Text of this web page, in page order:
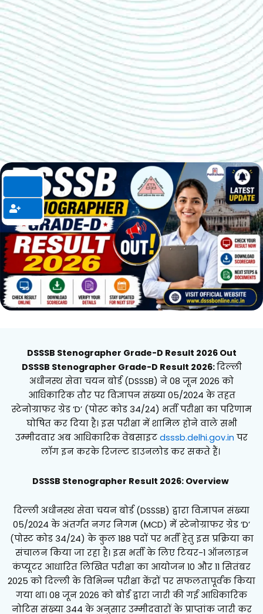
DSSSB Stenographer Grade-D Result 2026 Out
DSSSB Stenographer Grade-D Result 2026:दिल्ली
अधीनस्थ सेवा चयन बोर्ड (DSSSB) ने 08 जून 2026 को
आधिकारिक तौर पर विज्ञापन संख्या 05/2024 के तहत
स्टेनोग्राफर ग्रेड ‘D’ (पोस्ट कोड 34/24) भर्ती परीक्षा का परिणाम
घोषित कर दिया है। इस परीक्षा में शामिल होने वाले सभी
उम्मीदवार अब आधिकारिक वेबसाइट dsssb.delhi.gov.in पर
लॉग इन करके रिजल्ट डाउनलोड कर सकते हैं।
DSSSB Stenographer Result 2026: Overview
दिल्ली अधीनस्थ सेवा चयन बोर्ड (DSSSB) द्वारा विज्ञापन संख्या
05/2024 के अंतर्गत नगर निगम (MCD) में स्टेनोग्राफर ग्रेड ‘D’
(पोस्ट कोड 34/24) के कुल 188 पदों पर भर्ती हेतु इस प्रक्रिया का
संचालन किया जा रहा है। इस भर्ती के लिए टियर-1 ऑनलाइन
कंप्यूटर आधारित लिखित परीक्षा का आयोजन 10 और 11 सितंबर
2025 को दिल्ली के विभिन्न परीक्षा केंद्रों पर सफलतापूर्वक किया
गया था। 08 जून 2026 को बोर्ड द्वारा जारी की गई आधिकारिक
नोटिस संख्या 344 के अनुसार उम्मीदवारों के प्राप्तांक जारी कर